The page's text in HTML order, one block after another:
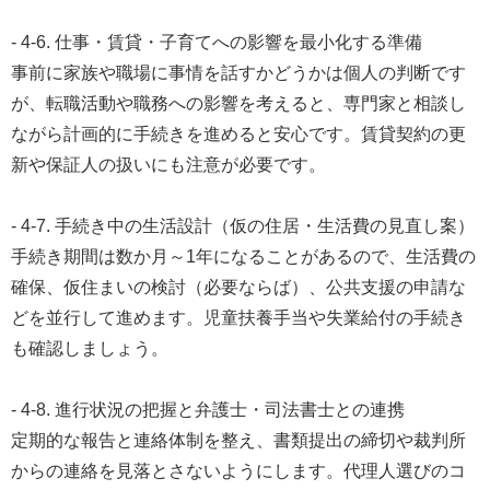
- 4-6. 仕事・賃貸・子育てへの影響を最小化する準備
事前に家族や職場に事情を話すかどうかは個人の判断です
が、転職活動や職務への影響を考えると、専門家と相談し
ながら計画的に手続きを進めると安心です。賃貸契約の更
新や保証人の扱いにも注意が必要です。
- 4-7. 手続き中の生活設計（仮の住居・生活費の見直し案）
手続き期間は数か月～1年になることがあるので、生活費の
確保、仮住まいの検討（必要ならば）、公共支援の申請な
どを並行して進めます。児童扶養手当や失業給付の手続き
も確認しましょう。
- 4-8. 進行状況の把握と弁護士・司法書士との連携
定期的な報告と連絡体制を整え、書類提出の締切や裁判所
からの連絡を見落とさないようにします。代理人選びのコ